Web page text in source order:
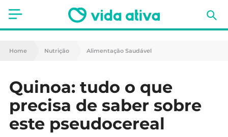
Saúde
Nutrição
Receitas
Home Nutrição Alimentação Saudável
Quinoa: tudo o que
precisa de saber sobre
este pseudocereal